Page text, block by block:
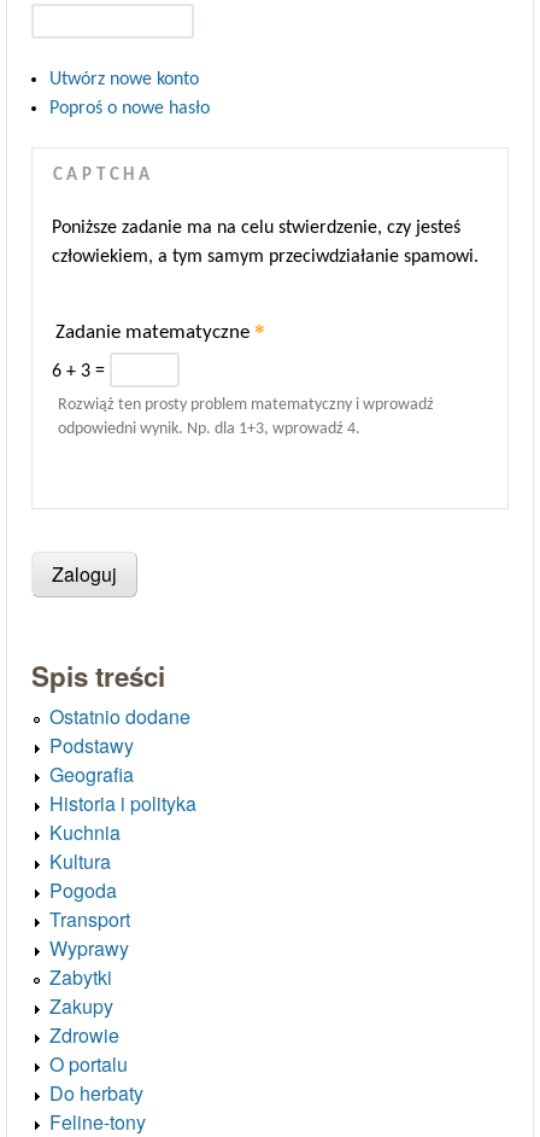
Utwórz nowe konto
Poproś o nowe hasło
CAPTCHA
Poniższe zadanie ma na celu stwierdzenie, czy jesteś
człowiekiem, a tym samym przeciwdziałanie spamowi.
Zadanie matematyczne *
6 + 3 =
Rozwiąż ten prosty problem matematyczny i wprowadź
odpowiedni wynik. Np. dla 1+3, wprowadź 4.
Spis treści
Ostatnio dodane
Podstawy
Geografia
Historia i polityka
Kuchnia
Kultura
Pogoda
Transport
Wyprawy
Zabytki
Zakupy
Zdrowie
O portalu
Do herbaty
Feline-tony